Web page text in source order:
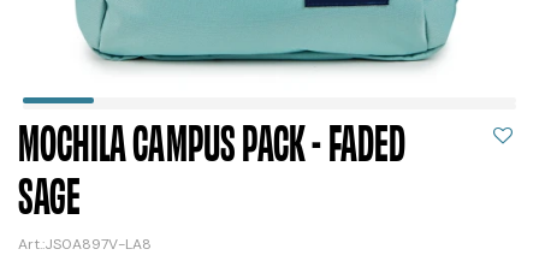
MOCHILA CAMPUS PACK - FADED
SAGE
JS0A897V-LA8